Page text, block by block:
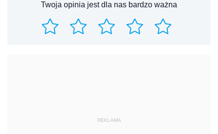
Twoja opinia jest dla nas bardzo ważna
REKLAMA